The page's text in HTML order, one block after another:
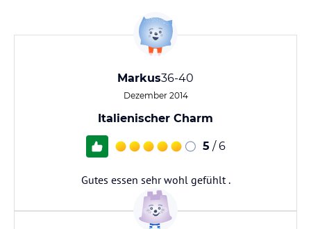
Markus36-40
Dezember 2014
Italienischer Charm
5 / 6
Gutes essen sehr wohl gefühlt .